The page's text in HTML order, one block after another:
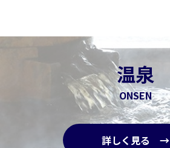
温泉
ONSEN
詳しく見る →